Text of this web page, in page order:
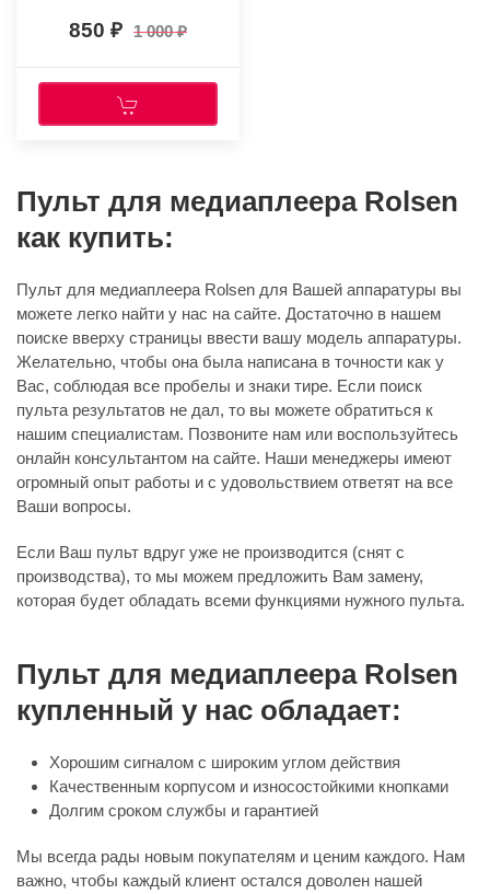
850 1 000
Пульт для медиаплеера Rolsen
как купить:
Пульт для медиаплеера Rolsen для Вашей аппаратуры вы
можете легко найти у нас на сайте. Достаточно в нашем
поиске вверху страницы ввести вашу модель аппаратуры.
Желательно, чтобы она была написана в точности как у
Вас, соблюдая все пробелы и знаки тире. Если поиск
пульта результатов не дал, то вы можете обратиться к
нашим специалистам. Позвоните нам или воспользуйтесь
онлайн консультантом на сайте. Наши менеджеры имеют
огромный опыт работы и с удовольствием ответят на все
Ваши вопросы.
Если Ваш пульт вдруг уже не производится (снят с
производства), то мы можем предложить Вам замену,
которая будет обладать всеми функциями нужного пульта.
Пульт для медиаплеера Rolsen
купленный у нас обладает:
Хорошим сигналом с широким углом действия
Качественным корпусом и износостойкими кнопками
Долгим сроком службы и гарантией
Мы всегда рады новым покупателям и ценим каждого. Нам
важно, чтобы каждый клиент остался доволен нашей